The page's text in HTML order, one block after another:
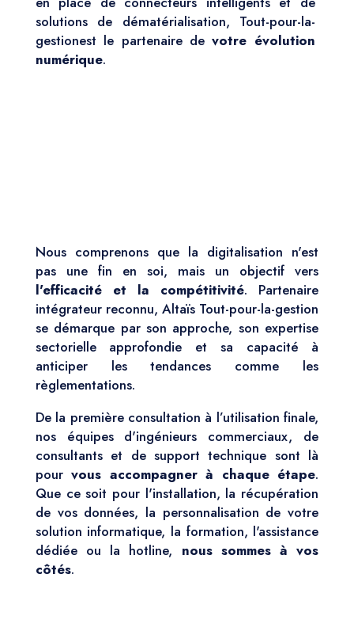
solutions de dématérialisation, Tout-pour-la-
gestionest le partenaire de votre évolution
numérique.
Nous comprenons que la digitalisation n'est
pas une fin en soi, mais un objectif vers
l'efficacité et la compétitivité. Partenaire
intégrateur reconnu, Altaïs Tout-pour-la-gestion
se démarque par son approche, son expertise
sectorielle approfondie et sa capacité à
anticiper les tendances comme les
règlementations.
De la première consultation à l’utilisation finale,
nos équipes d'ingénieurs commerciaux, de
consultants et de support technique sont là
pourvous accompagner à chaque étape.
Que ce soit pour l'installation, la récupération
de vos données, la personnalisation de votre
solution informatique, la formation, l'assistance
dédiée ou la hotline, nous sommes à vos
côtés.